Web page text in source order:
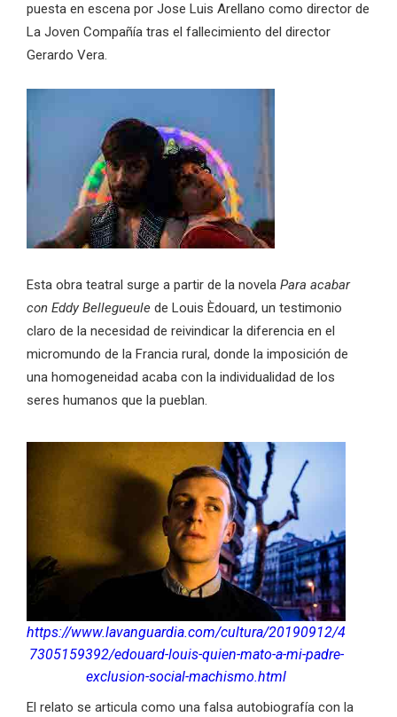
puesta en escena por Jose Luis Arellano como director de
La Joven Compañía tras el fallecimiento del director
Gerardo Vera.
Esta obra teatral surge a partir de la novela Para acabar
con Eddy Bellegueule de Louis Èdouard, un testimonio
claro de la necesidad de reivindicar la diferencia en el
micromundo de la Francia rural, donde la imposición de
una homogeneidad acaba con la individualidad de los
seres humanos que la pueblan.
https://www.lavanguardia.com/cultura/20190912/4
7305159392/edouard-louis-quien-mato-a-mi-padre-
exclusion-social-machismo.html
El relato se articula como una falsa autobiografía con la